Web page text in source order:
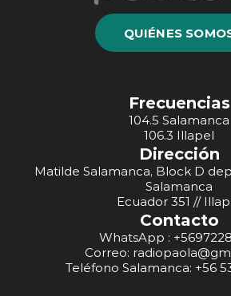
QUIÉNES
Frecuencias
104.5 Salamanca
106.3 Illapel
Dirección
Matilde Salamanca, Block D
Salamanca
Ecuador 351 //
Contacto
WhatsApp :
Correo:
Teléfono Salamanca: +56